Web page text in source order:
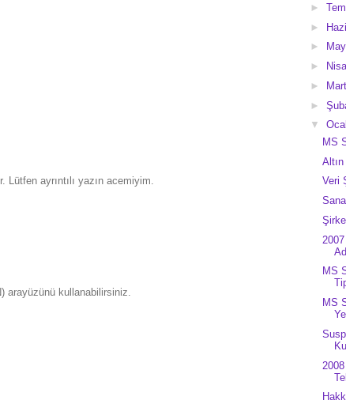
ayrıntılı yazın acemiyim.
arayüzünü kullanabilirsiniz.
►
►
►
►
►
Mart
►
▼
MS
Veri
MS
MS